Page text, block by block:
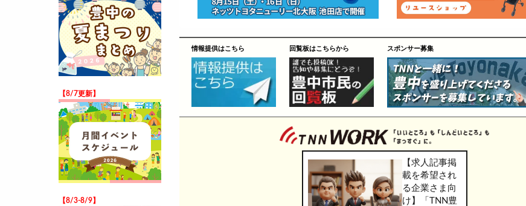
情報提供はこちら 回覧板はこちらから スポンサー募集
【求人記事掲
載を希望され
る企業さま向
け】「TNN豊
【8/7更新】
【8/3-8/9】